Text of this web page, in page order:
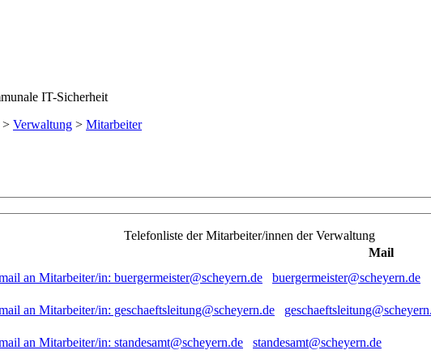
> Verwaltung > Mitarbeiter
Telefonliste der Mitarbeiter/innen der Verwaltung
Mail
buergermeister@scheyern.de
standesamt@scheyern.de